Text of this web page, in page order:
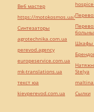
Веб мастер
https://motokosmos.ua/
Синтезаторы
agrotechnika.com.ua
perevod.agency
europeservice.com.ua
mk-translations.ua
текст юа
kievperevod.com.ua
Шкафы
Stelya
Cылки